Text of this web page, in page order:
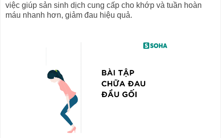
việc giúp sản sinh dịch cung cấp cho khớp và tuần hoàn
máu nhanh hơn, giảm đau hiệu quả.